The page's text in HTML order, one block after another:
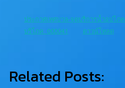
ประกาศเทศบาล-จุดบริการน้ำอุปโภค
บริโภค_000041
ดาวน์โหลด
Related Posts: